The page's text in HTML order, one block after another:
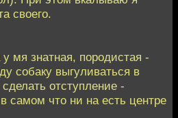
своего.
мя знатная, породистая -
собаку выгуливаться в
отступление -
самом что ни на есть центре